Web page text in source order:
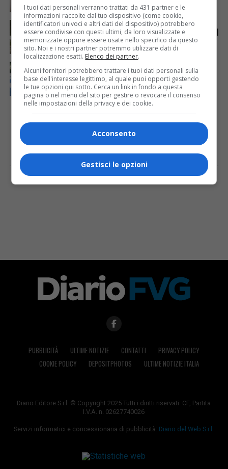
ANIMALI 7 giorni fa
Gorizia-Budapest in carrozza, viaggio annullato per il
caldo: esplode la polemica sui cavalli
Arrivano 142 nuovi poliziotti in Friuli-Venezia Giulia:
61 saranno assegnati a Trieste
Facebook
PUBBLICITÀ ULTIME NOTIZIE CONTATTI
PRIVACY POLICY
COOKIE POLICY
DEPOSITPHOTOS ULTIME NOTIZIE ITALIA
Diario Editore S.r.l. © Copyright 2025 Tutti i diritti riservati. CF, Partita
I.V.A. n. 02627740026
Servizi informatici e concessionaria di pubblicità: Diario del Web S.r.l.
I tuoi dati personali verranno trattati da 431 partner e le
informazioni raccolte dal tuo dispositivo (come cookie,
identificatori univoci e altri dati del dispositivo) potrebbero
essere condivise con questi ultimi, da loro visualizzate e
memorizzate oppure essere usate nello specifico da questo
sito. Noi e i nostri partner potremmo utilizzare dati di
localizzazione esatti. Elenco dei partner.
Alcuni fornitori potrebbero trattare i tuoi dati personali sulla
base dell'interesse legittimo, al quale puoi opporti gestendo
le tue opzioni qui sotto. Cerca un link in fondo a questa
pagina o nel menu del sito per gestire o revocare il consenso
nelle impostazioni della privacy e dei cookie.
Acconsento
Gestisci le opzioni